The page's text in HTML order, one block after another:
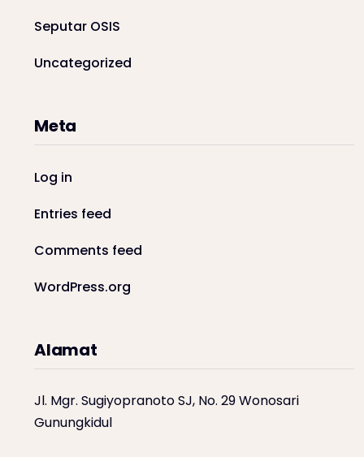
Seputar OSIS
Uncategorized
Meta
Log in
Entries feed
Comments feed
WordPress.org
Alamat
Jl. Mgr. Sugiyopranoto SJ, No. 29 Wonosari
Gunungkidul